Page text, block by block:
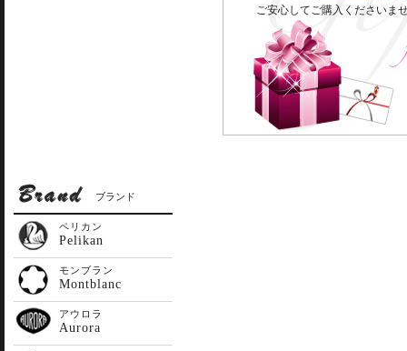
ご安心してご購入くださいま
ブランド
ペリカン
Pelikan
モンブラン
Montblanc
アウロラ
Aurora